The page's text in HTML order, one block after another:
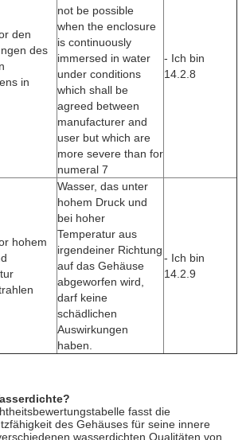
den
des
in
not be possible
when the enclosure
is continuously
immersed in water
under conditions
which shall be
agreed between
manufacturer and
user but which are
more severe than for
numeral 7
- Ich bin
14.2.8
hohem
Wasser, das unter
hohem Druck und
bei hoher
Temperatur aus
irgendeiner Richtung
auf das Gehäuse
abgeworfen wird,
darf keine
schädlichen
Auswirkungen
haben.
- Ich bin
14.2.9
fasst die
des Gehäuses für seine innere
wasserdichten Qualitäten von